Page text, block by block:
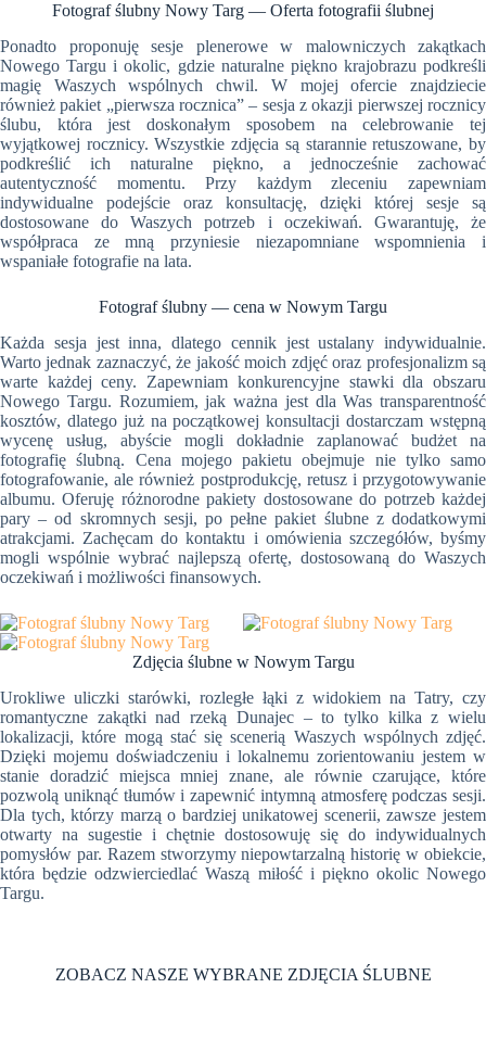
Fotograf ślubny Nowy Targ — Oferta fotografii ślubnej
Ponadto proponuję sesje plenerowe w malowniczych zakątkach
Nowego Targu i okolic, gdzie naturalne piękno krajobrazu podkreśli
magię Waszych wspólnych chwil. W mojej ofercie znajdziecie
również pakiet „pierwsza rocznica” – sesja z okazji pierwszej rocznicy
ślubu, która jest doskonałym sposobem na celebrowanie tej
wyjątkowej rocznicy. Wszystkie zdjęcia są starannie retuszowane, by
podkreślić ich naturalne piękno, a jednocześnie zachować
autentyczność momentu. Przy każdym zleceniu zapewniam
indywidualne podejście oraz konsultację, dzięki której sesje są
dostosowane do Waszych potrzeb i oczekiwań. Gwarantuję, że
współpraca ze mną przyniesie niezapomniane wspomnienia i
wspaniałe fotografie na lata.
Fotograf ślubny — cena w Nowym Targu
Każda sesja jest inna, dlatego cennik jest ustalany indywidualnie.
Warto jednak zaznaczyć, że jakość moich zdjęć oraz profesjonalizm są
warte każdej ceny. Zapewniam konkurencyjne stawki dla obszaru
Nowego Targu. Rozumiem, jak ważna jest dla Was transparentność
kosztów, dlatego już na początkowej konsultacji dostarczam wstępną
wycenę usług, abyście mogli dokładnie zaplanować budżet na
fotografię ślubną. Cena mojego pakietu obejmuje nie tylko samo
fotografowanie, ale również postprodukcję, retusz i przygotowywanie
albumu. Oferuję różnorodne pakiety dostosowane do potrzeb każdej
pary – od skromnych sesji, po pełne pakiet ślubne z dodatkowymi
atrakcjami. Zachęcam do kontaktu i omówienia szczegółów, byśmy
mogli wspólnie wybrać najlepszą ofertę, dostosowaną do Waszych
oczekiwań i możliwości finansowych.
Zdjęcia ślubne w Nowym Targu
Urokliwe uliczki starówki, rozległe łąki z widokiem na Tatry, czy
romantyczne zakątki nad rzeką Dunajec – to tylko kilka z wielu
lokalizacji, które mogą stać się scenerią Waszych wspólnych zdjęć.
Dzięki mojemu doświadczeniu i lokalnemu zorientowaniu jestem w
stanie doradzić miejsca mniej znane, ale równie czarujące, które
pozwolą uniknąć tłumów i zapewnić intymną atmosferę podczas sesji.
Dla tych, którzy marzą o bardziej unikatowej scenerii, zawsze jestem
otwarty na sugestie i chętnie dostosowuję się do indywidualnych
pomysłów par. Razem stworzymy niepowtarzalną historię w obiekcie,
która będzie odzwierciedlać Waszą miłość i piękno okolic Nowego
Targu.
ZOBACZ NASZE WYBRANE ZDJĘCIA ŚLUBNE